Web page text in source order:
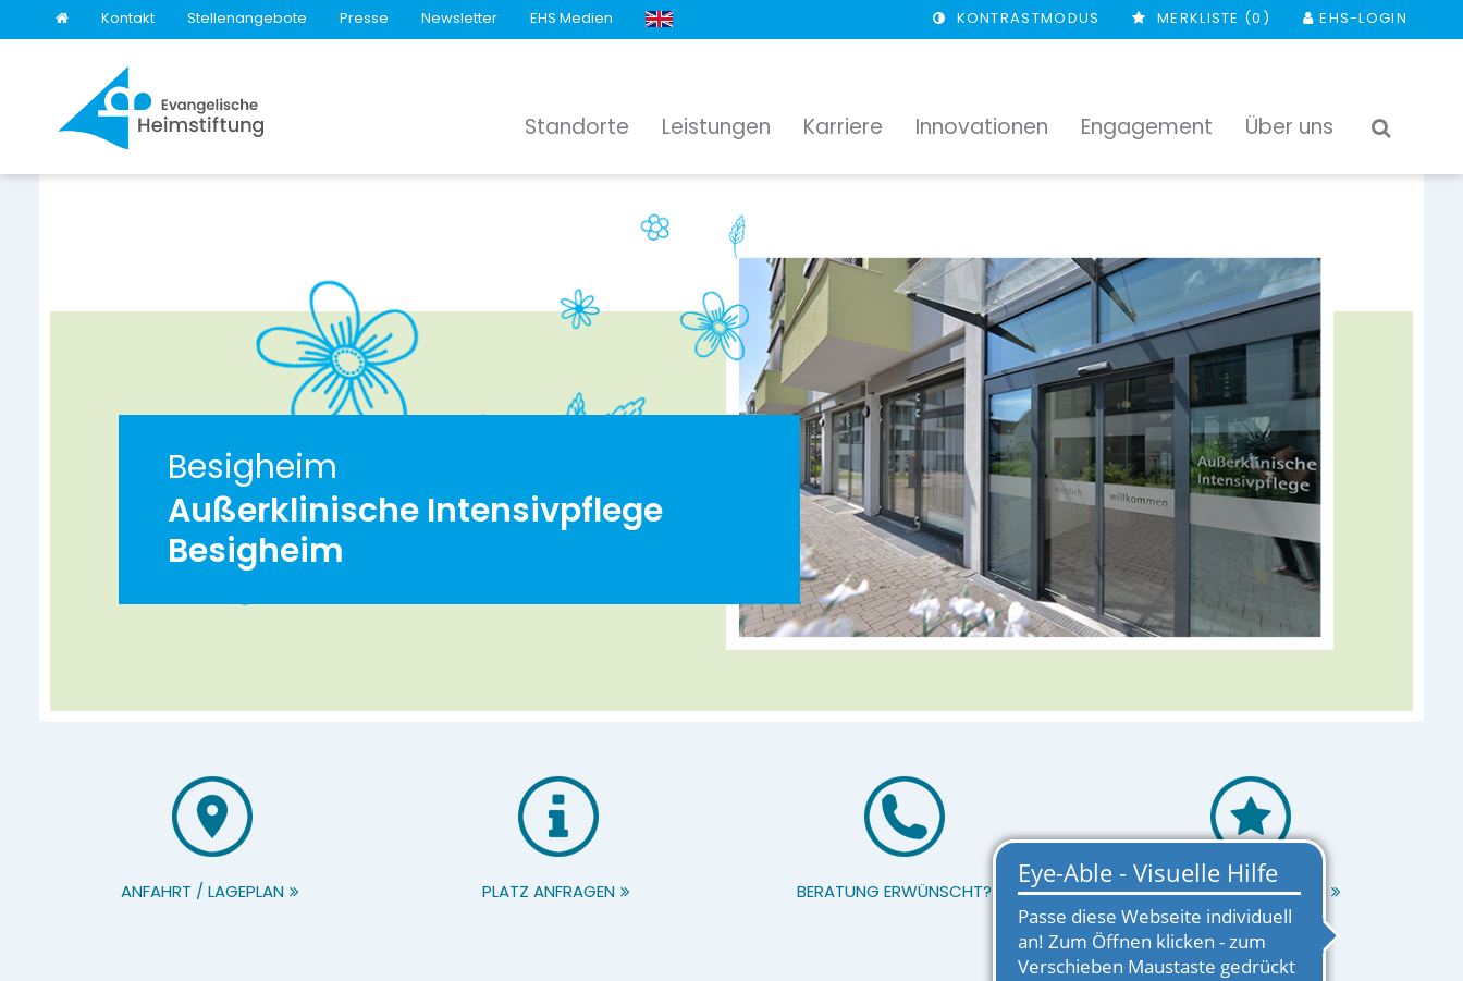
Kontakt Stellenangebote Presse Newsletter EHS Medien KONTRASTMODUS MERKLISTE (0 ) EHS-LOGIN
Standorte Leistungen Karriere Innovationen Engagement Über uns
Besigheim
Außerklinische Intensivpflege
Besigheim
ANFAHRT / LAGEPLAN PLATZ ANFRAGEN BERATUNG ERWÜNSCHT? EINRICHTUNG MERKEN